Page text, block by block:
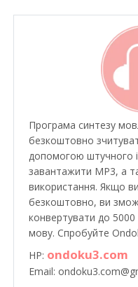
Програма синтезу
безкоштовно
допомогою штучного
завантажити MP3, а
використання. Якщо
безкоштовно, ви
конвертувати до 5000
мову. Спробуйте
HP: ondoku3.com
Email: